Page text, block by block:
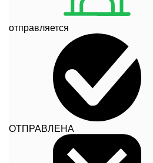
отправляется
ОТПРАВЛЕНА